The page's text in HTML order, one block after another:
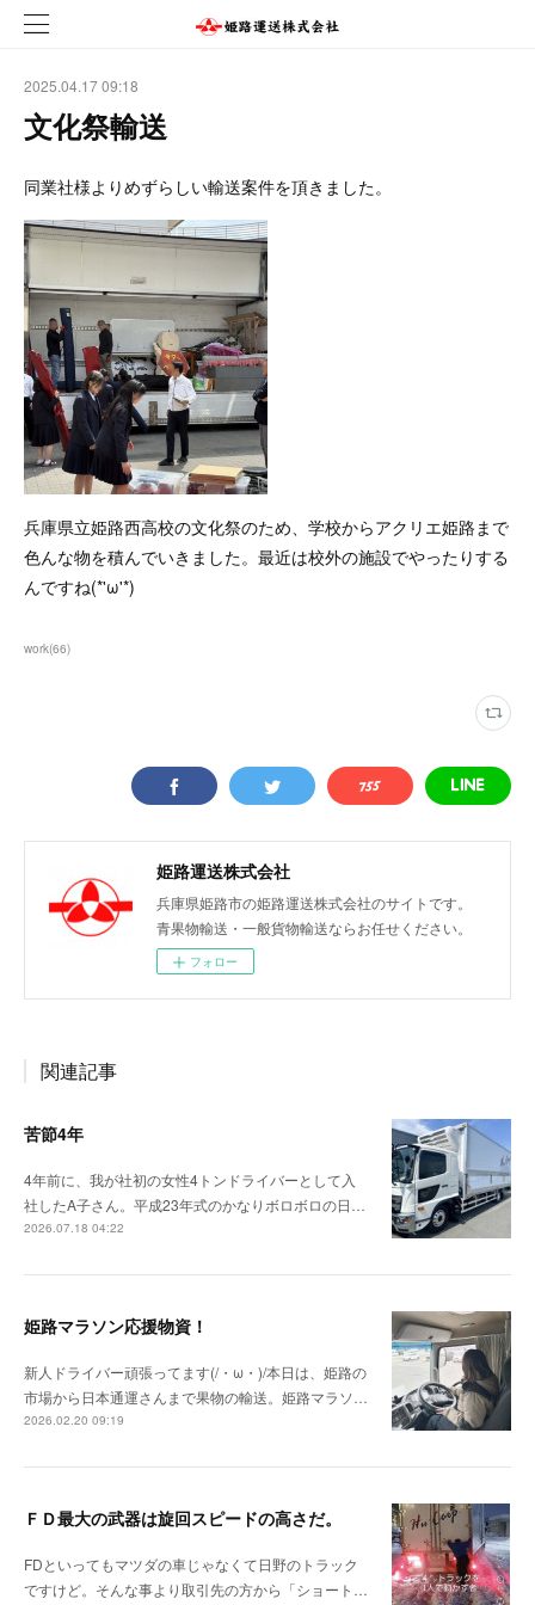
2025.04.17 09:18
文化祭輸送
同業社様よりめずらしい輸送案件を頂きました。
兵庫県立姫路西高校の文化祭のため、学校からアクリエ姫路まで
色んな物を積んでいきました。最近は校外の施設でやったりする
んですね(*'ω'*)
work(66)
姫路運送株式会社
兵庫県姫路市の姫路運送株式会社のサイトです。
青果物輸送・一般貨物輸送ならお任せください。
フォロー
関連記事
苦節4年
4年前に、我が社初の女性4トンドライバーとして入
社したA子さん。平成23年式のかなりボロボロの日…
2026.07.18 04:22
姫路マラソン応援物資！
新人ドライバー頑張ってます(/・ω・)/本日は、姫路の
市場から日本通運さんまで果物の輸送。姫路マラソ…
2026.02.20 09:19
ＦＤ最大の武器は旋回スピードの高さだ。
FDといってもマツダの車じゃなくて日野のトラック
ですけど。そんな事より取引先の方から「ショート…